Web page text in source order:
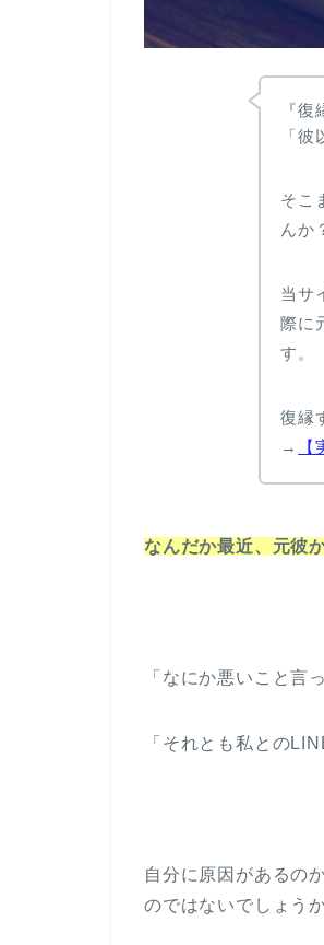
『
「
そこ
んか
当サ
際に
す。
復縁
→
なんだか最近、元彼
「なにか悪いこと言
「それとも私との
自分に原因があるの
のではないでしょうか